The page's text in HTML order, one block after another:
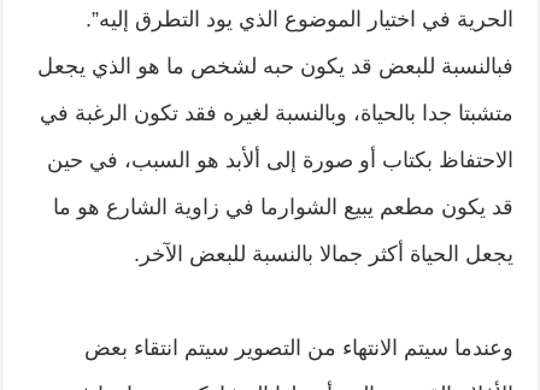
الحرية في اختيار الموضوع الذي يود التطرق إليه”.
فبالنسبة للبعض قد يكون حبه لشخص ما هو الذي يجعل
متشبتا جدا بالحياة، وبالنسبة لغيره فقد تكون الرغبة في
الاحتفاظ بكتاب أو صورة إلى ألأبد هو السبب، في حين
قد يكون مطعم يبيع الشوارما في زاوية الشارع هو ما
يجعل الحياة أكثر جمالا بالنسبة للبعض الآخر.
وعندما سيتم الانتهاء من التصوير سيتم انتقاء بعض